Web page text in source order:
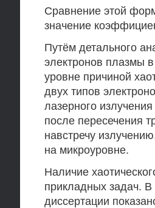
Сравнение этой
значение
Путём детального
электронов плазмы
уровне причиной
двух типов
лазерного
после пересечения
навстречу
на микроуровне.
Наличие
прикладных задач. В
диссертации